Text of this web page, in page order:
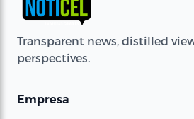
Transparent news, distilled
perspectives.
Empresa